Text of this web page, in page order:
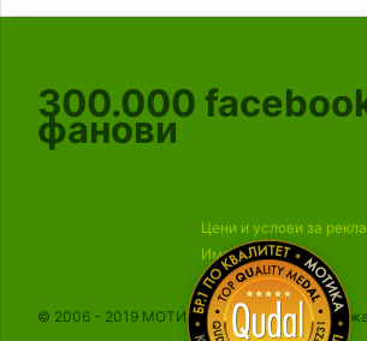
300.000
фанови
Цени и услови за
Импресум
© 2006 - 2019 МОТИКА, Сите права се